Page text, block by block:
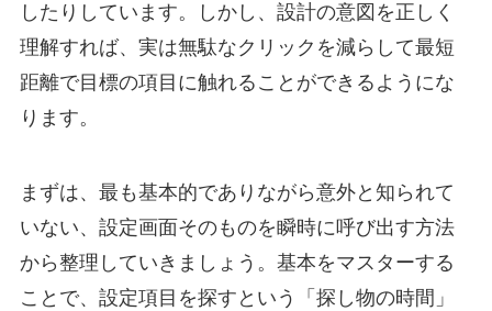
したりしています。しかし、設計の意図を正しく
理解すれば、実は無駄なクリックを減らして最短
距離で目標の項目に触れることができるようにな
ります。
まずは、最も基本的でありながら意外と知られて
いない、設定画面そのものを瞬時に呼び出す方法
から整理していきましょう。基本をマスターする
ことで、設定項目を探すという「探し物の時間」